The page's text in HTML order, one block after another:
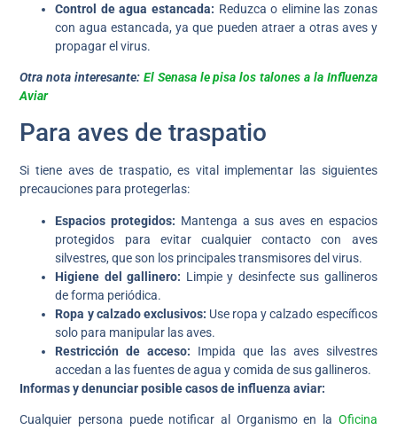
Control de agua estancada: Reduzca o elimine las zonas
con agua estancada, ya que pueden atraer a otras aves y
propagar el virus.
Otra nota interesante: El Senasa le pisa los talones a la Influenza
Aviar
Para aves de traspatio
Si tiene aves de traspatio, es vital implementar las siguientes
precauciones para protegerlas:
Espacios protegidos: Mantenga a sus aves en espacios
protegidos para evitar cualquier contacto con aves
silvestres, que son los principales transmisores del virus.
Higiene del gallinero: Limpie y desinfecte sus gallineros
de forma periódica.
Ropa y calzado exclusivos: Use ropa y calzado específicos
solo para manipular las aves.
Restricción de acceso: Impida que las aves silvestres
accedan a las fuentes de agua y comida de sus gallineros.
Informas y denunciar posible casos de influenza aviar:
Cualquier persona puede notificar al Organismo en la Oficina